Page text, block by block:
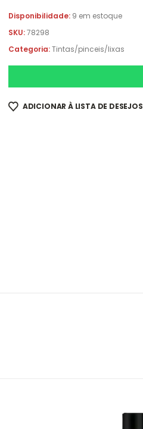
Disponibilidade: 9 em estoque
SKU:78298
Categoria:Tintas/pinceis/lixas
ADICIONAR À LISTA DE DESEJOS